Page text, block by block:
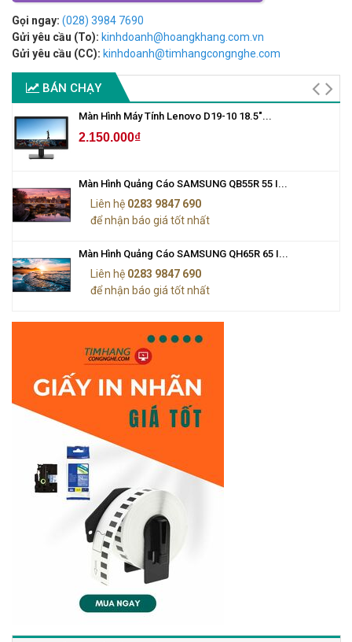
Gọi ngay: (028) 3984 7690
Gửi yêu cầu (To): kinhdoanh@hoangkhang.com.vn
Gửi yêu cầu (CC): kinhdoanh@timhangcongnghe.com
BÁN CHẠY
Màn Hình Máy Tính Lenovo D19-10 18.5"...
2.150.000₫
Màn Hình Quảng Cáo SAMSUNG QB55R 55 I...
Liên hệ 0283 9847 690
để nhận báo giá tốt nhất
Màn Hình Quảng Cáo SAMSUNG QH65R 65 I...
Liên hệ 0283 9847 690
để nhận báo giá tốt nhất